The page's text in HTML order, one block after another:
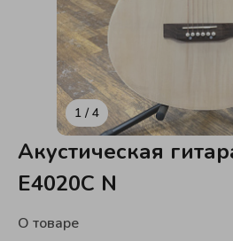
Акустическая
E4020C N
О товаре